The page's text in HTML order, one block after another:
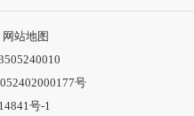
网站地图
号
号-1